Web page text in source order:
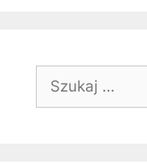
Szukaj: